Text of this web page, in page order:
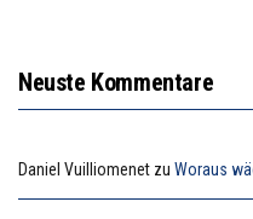
Neuste Kommentare
Daniel Vuilliomenet zu Woraus